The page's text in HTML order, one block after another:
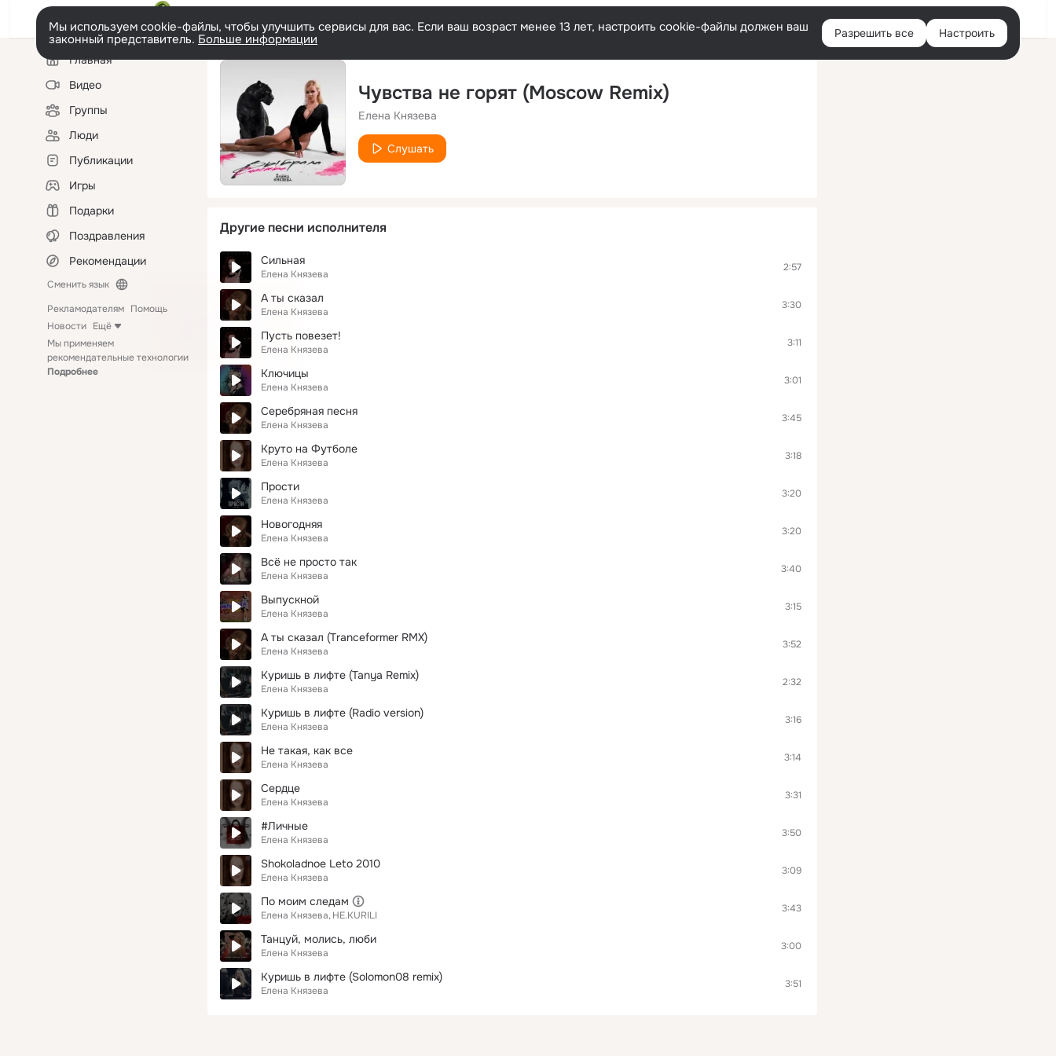
Войти
Мы используем cookie-файлы, чтобы улучшить сервисы для вас. Если ваш возраст менее 13 лет, настроить cookie-файлы должен ваш
законный представитель. Больше информации Разрешить все Настроить
Левая
колонкаГлавная
Видео
Группы
Люди
Публикации
Игры
Подарки
Поздравления
Рекомендации
Сменить язык
Рекламодателям Помощь
Новости Ещё
Мы применяем
рекомендательные технологии
Подробнее
Чувства не горят (Moscow Remix)
Елена Князева
Слушать
Другие песни исполнителя
Сильная
Елена Князева
2:57
А ты сказал
Елена Князева
3:30
Пусть повезет!
Елена Князева
3:11
Ключицы
Елена Князева
3:01
Серебряная песня
Елена Князева
3:45
Круто на Футболе
Елена Князева
3:18
Прости
Елена Князева
3:20
Новогодняя
Елена Князева
3:20
Всё не просто так
Елена Князева
3:40
Выпускной
Елена Князева
3:15
А ты сказал (Tranceformer RMX)
Елена Князева
3:52
Куришь в лифте (Tanya Remix)
Елена Князева
2:32
Куришь в лифте (Radio version)
Елена Князева
3:16
Не такая, как все
Елена Князева
3:14
Сердце
Елена Князева
3:31
#Личные
Елена Князева
3:50
Shokoladnoe Leto 2010
Елена Князева
3:09
По моим следам
Елена Князева НЕ.KURILI
3:43
Танцуй, молись, люби
Елена Князева
3:00
Куришь в лифте (Solomon08 remix)
Елена Князева
3:51